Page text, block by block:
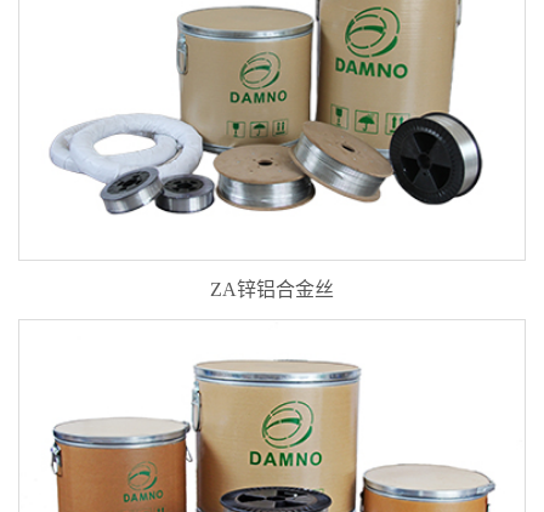
ZA锌铝合金丝